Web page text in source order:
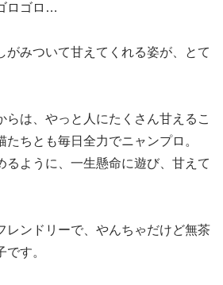
ロゴロ…
がみついて甘えてくれる姿が、とて
らは、やっと人にたくさん甘えるこ
たちとも毎日全力でニャンプロ。
るように、一生懸命に遊び、甘えて
レンドリーで、やんちゃだけど無茶
す。